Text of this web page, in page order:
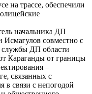
на трассе, обеспечили
начальника ДП
Исмагулов совместно с
службы ДП области
Караганды от границы
–
связанных с
в связи с непогодой